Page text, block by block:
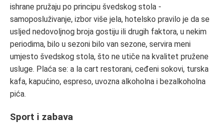
ishrane pružaju po principu švedskog stola -
samoposluživanje, izbor više jela, hotelsko pravilo je da se
usljed nedovoljnog broja gostiju ili drugih faktora, u nekim
periodima, bilo u sezoni bilo van sezone, servira meni
umjesto švedskog stola, što ne utiče na kvalitet pružene
usluge. Plaća se: a la cart restorani, ceđeni sokovi, turska
kafa, kapućino, espreso, uvozna alkoholna i bezalkoholna
pića.
Sport i zabava